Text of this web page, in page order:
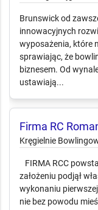
Brunswick od
innowacyjnych
wyposażenia, które
sprawiając, że
biznesem. Od
ustawiają...
Firma RC
Kręgielnie
FIRMA RCC
założeniu podjął
wykonaniu
nie bez powodu